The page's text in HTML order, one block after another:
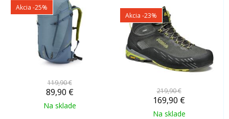
Akcia -25%
119,90 €
89,90 €
Na sklade
Akcia -23%
219,90 €
169,90 €
Na sklade